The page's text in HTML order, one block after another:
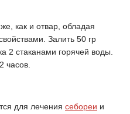
как и отвар, обладая
Залить 50 гр
2 стаканами горячей воды.
часов.
для лечения себореи и